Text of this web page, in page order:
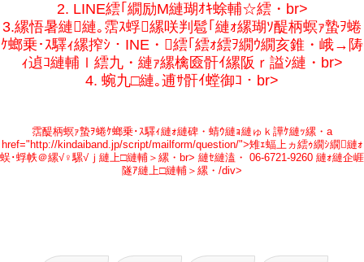
2. LINE繧｢繝励Μ縺瑚ｵｷ蜍輔☆繧・br>
3.縲悟暑縺縺｡霑ｽ蜉縲咲判髱｢縺ｫ縲瑚ｿ醍柄螟ｧ蟄ｦ蜷
ｹ螂乗･ｽ驛ｨ縲搾ｼ・INE・繧｢繧ｫ繧ｦ繝ｳ繝亥錐・峨→陦
ｨ遉ｺ縺輔ｌ繧九・縺ｧ縲檎匳骭ｲ縲阪ｒ謚ｼ縺・br>
4. 蜿九□縺｡逋ｻ骭ｲ螳御ｺ・br>
霑醍柄螟ｧ蟄ｦ蜷ｹ螂乗･ｽ驛ｨ縺ｫ縺碑・蜻ｳ縺ｮ縺ゅｋ譁ｹ縺ｯ縲・a
href="http://kindaiband.jp/script/mailform/question/">雉ｪ蝠上ヵ繧ｩ繝ｼ繝縺ｫ
蜈･蜉帙＠縲√♀騾√ｊ縺上□縺輔＞縲・br> 縺ｾ縺溘・ 06-6721-9260 縺ｫ縺企崕
隧ｱ縺上□縺輔＞縲・/div>